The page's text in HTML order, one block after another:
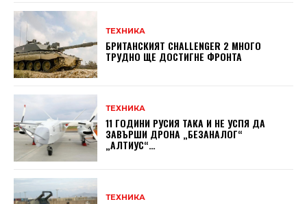
ТЕХНИКА
БРИТАНСКИЯТ CHALLENGER 2 МНОГО
ТРУДНО ЩЕ ДОСТИГНЕ ФРОНТА
ТЕХНИКА
11 ГОДИНИ РУСИЯ ТАКА И НЕ УСПЯ ДА
ЗАВЪРШИ ДРОНА „БЕЗАНАЛОГ“
„АЛТИУС“…
ТЕХНИКА